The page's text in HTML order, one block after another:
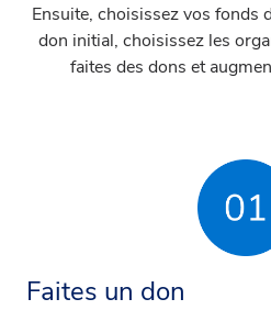
Ensuite, choisissez vos fonds
don initial, choisissez les
faites des dons et
Faites un don